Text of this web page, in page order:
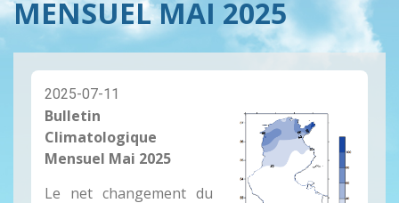
MENSUEL MAI 2025
2025-07-11
Bulletin
Climatologique
Mensuel Mai 2025
Le net changement du